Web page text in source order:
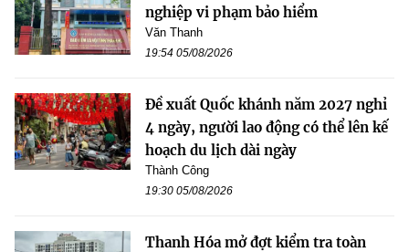
nghiệp vi phạm bảo hiểm
Văn Thanh
19:54 05/08/2026
Đề xuất Quốc khánh năm 2027 nghỉ
4 ngày, người lao động có thể lên kế
hoạch du lịch dài ngày
Thành Công
19:30 05/08/2026
Thanh Hóa mở đợt kiểm tra toàn